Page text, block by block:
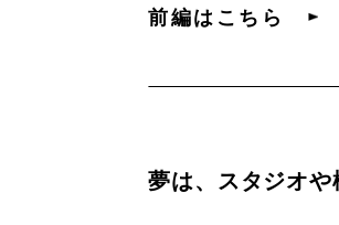
前編はこちら
夢は、スタジオ